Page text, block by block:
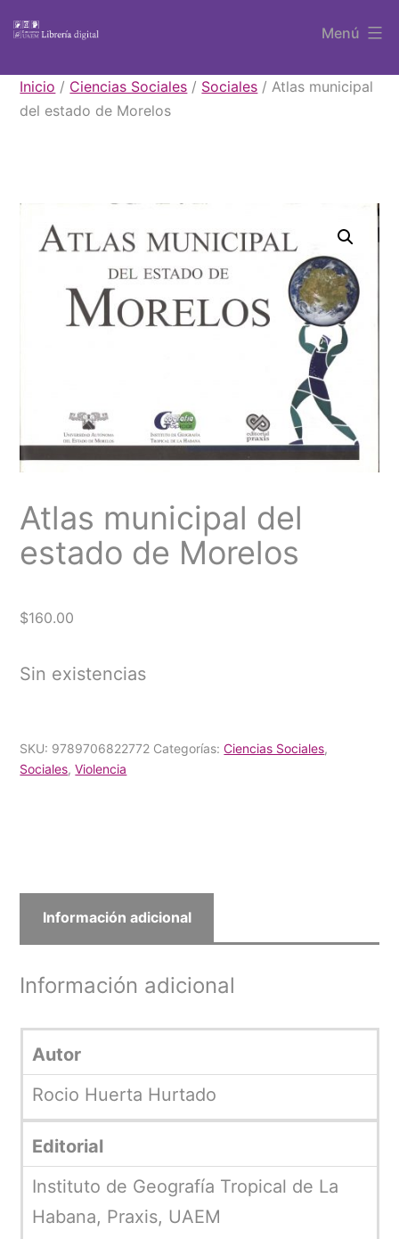
contenido
Libros
UAEM
Menú
Inicio / Ciencias Sociales / Sociales / Atlas municipal
del estado de Morelos
Atlas municipal del
estado de Morelos
$160.00
Sin existencias
SKU: 9789706822772 Categorías:Ciencias Sociales,
Sociales,Violencia
Información adicional
Información adicional
Autor
Rocio Huerta Hurtado
Editorial
Instituto de Geografía Tropical de La
Habana, Praxis, UAEM